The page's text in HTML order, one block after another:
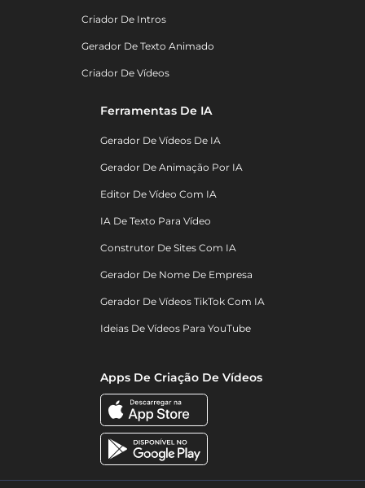
Criador De Intros
Gerador De Texto Animado
Criador De Vídeos
Ferramentas De IA
Gerador De Vídeos De IA
Gerador De Animação Por IA
Editor De Vídeo Com IA
IA De Texto Para Vídeo
Construtor De Sites Com IA
Gerador De Nome De Empresa
Gerador De Vídeos TikTok Com IA
Ideias De Vídeos Para YouTube
Apps De Criação De Vídeos